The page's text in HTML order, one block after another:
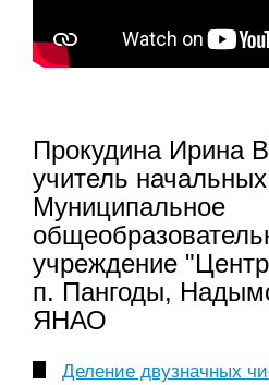
Прокудина Ирина
учитель
Муниципальное
учреждение
п. Пангоды,
ЯНАО
Деление двузначных